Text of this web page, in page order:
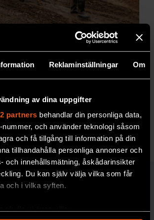
Reklaminställningar Om
av dina uppgifter
partners behandlar din personliga data,
och använder teknologi såsom
och få tillgång till information på din
tillhandahålla personliga annonser och
och innehållsmätning, åskådarinsikter
Du kan själv välja vilka som får
och i vilka syften.
kan förklara
distriktet i södra Kina än i övriga